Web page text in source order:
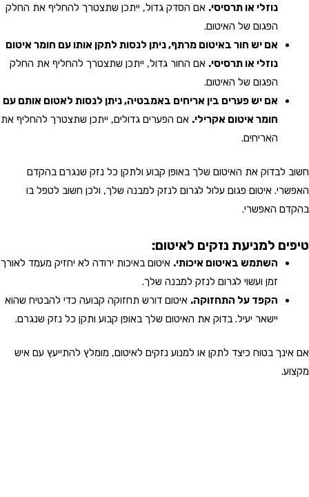
נוזלי או תרסיסי. אם הסדק גדול, ייתכן שתצטרך להחליף את החלק
הפגום של האיטום.
אם יש חור באיטום מרתף, ניתן לנסות לתקן אותו עם חומר איטום
נוזלי או תרסיסי. אם החור גדול, ייתכן שתצטרך להחליף את החלק
הפגום של האיטום.
אם יש פערים בין אריחים באמבטיה, ניתן לנסות לאטום אותם עם
חומר איטום אקרילי. אם הפערים גדולים, ייתכן שתצטרך להחליף את
האריחים.
חשוב לבדוק את האיטום שלך באופן קבוע ולתקן כל נזק שנגרם בהקדם
האפשרי. איטום פגום עלול לגרום לנזק למבנה שלך, ולכן חשוב לטפל בו
בהקדם האפשרי.
טיפים למניעת נזקים לאיטום:
השתמש באיטום איכותי. איטום באיכות ירודה לא יחזיק מעמד לאורך
זמן ועשוי לגרום לנזק למבנה שלך.
הקפד על התחזוקה. איטום דורש תחזוקה קבועה כדי להבטיח שהוא
יישאר יעיל. בדוק את האיטום שלך באופן קבוע ותקן כל נזק שנגרם.
אם אינך בטוח כיצד לתקן או למנוע נזקים לאיטום, מומלץ להתייעץ עם איש
מקצוע.